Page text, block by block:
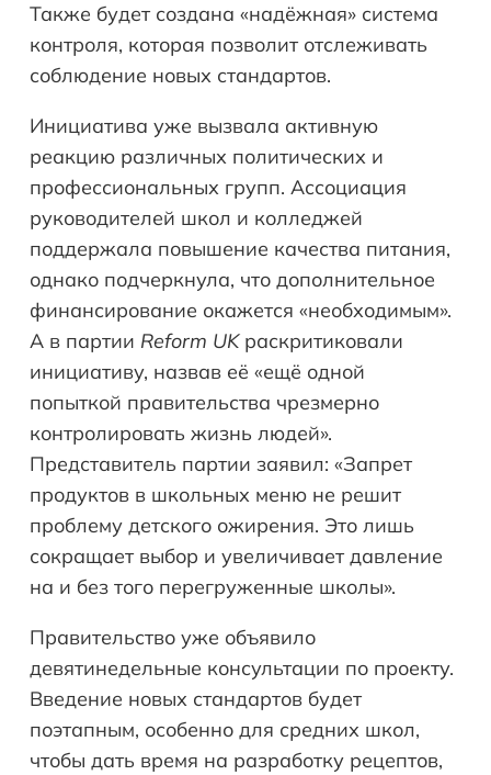
Также будет создана «надёжная» система
контроля, которая позволит отслеживать
соблюдение новых стандартов.
Инициатива уже вызвала активную
реакцию различных политических и
профессиональных групп. Ассоциация
руководителей школ и колледжей
поддержала повышение качества питания,
однако подчеркнула, что дополнительное
финансирование окажется «необходимым».
А в партии Reform UKраскритиковали
инициативу, назвав её «ещё одной
попыткой правительства чрезмерно
контролировать жизнь людей».
Представитель партии заявил: «Запрет
продуктов в школьных меню не решит
проблему детского ожирения. Это лишь
сокращает выбор и увеличивает давление
на и без того перегруженные школы».
Правительство уже объявило
девятинедельные консультации по проекту.
Введение новых стандартов будет
поэтапным, особенно для средних школ,
чтобы дать время на разработку рецептов,